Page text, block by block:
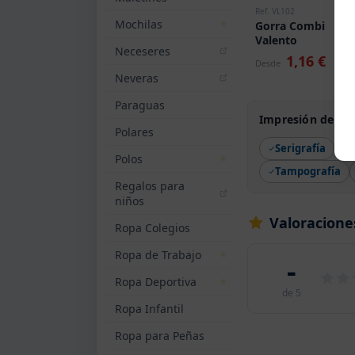
Mochilas
Neceseres
Neveras
Paraguas
Polares
Polos
Regalos para
niños
Ropa Colegios
Ropa de Trabajo
Ropa Deportiva
Ropa Infantil
Ropa para Peñas
Ref. VL102
Gorra Combi
Valento
Desde 1,16 €
Impresión de
Serigrafía
Tampografía
-
de 5